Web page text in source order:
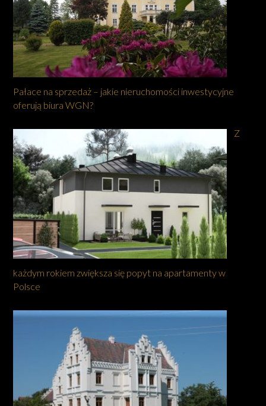
Pałace na sprzedaż – jakie nieruchomości inwestycyjne
oferują biura WGN?
Z
każdym rokiem zwiększa się popyt na apartamenty w
Polsce